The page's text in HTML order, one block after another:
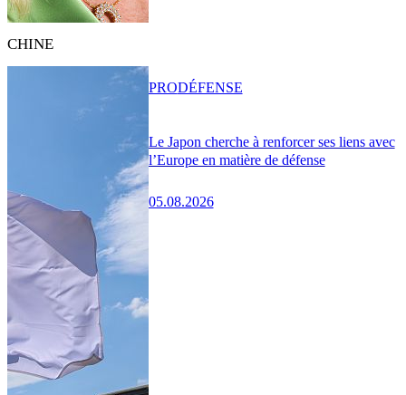
CHINE
Le Japon cherche à renforcer ses liens avec
l’Europe en matière de défense
05.08.2026
PRODÉFENSE